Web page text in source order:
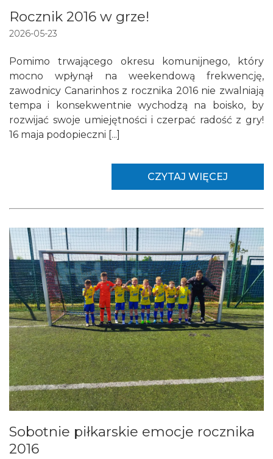
Rocznik 2016 w grze!
2026-05-23
Pomimo trwającego okresu komunijnego, który
mocno wpłynął na weekendową frekwencję,
zawodnicy Canarinhos z rocznika 2016 nie zwalniają
tempa i konsekwentnie wychodzą na boisko, by
rozwijać swoje umiejętności i czerpać radość z gry!
16 maja podopieczni [...]
CZYTAJ WIĘCEJ
Sobotnie piłkarskie emocje rocznika
2016